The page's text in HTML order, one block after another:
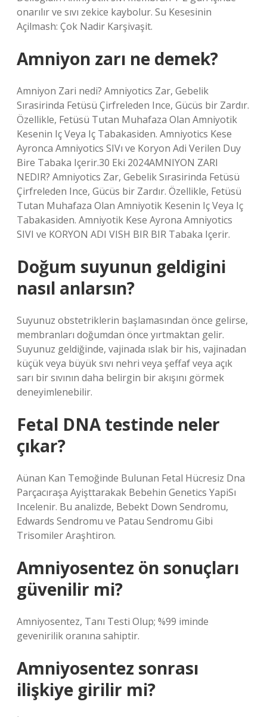
onarılır ve sıvı zekice kaybolur. Su Kesesinin
Açilmash: Çok Nadir Karşivaşit.
Amniyon zarı ne demek?
Amniyon Zari nedi? Amniyotics Zar, Gebelik
Sırasirinda Fetüsü Çirfreleden Ince, Gücüs bir Zardır.
Özellikle, Fetüsü Tutan Muhafaza Olan Amniyotik
Kesenin Iç Veya Iç Tabakasiden. Amniyotics Kese
Ayronca Amniyotics SIVı ve Koryon Adi Verilen Duy
Bire Tabaka Içerir.30 Eki 2024AMNIYON ZARI
NEDIR? Amniyotics Zar, Gebelik Sırasirinda Fetüsü
Çirfreleden Ince, Gücüs bir Zardır. Özellikle, Fetüsü
Tutan Muhafaza Olan Amniyotik Kesenin Iç Veya Iç
Tabakasiden. Amniyotik Kese Ayrona Amniyotics
SIVI ve KORYON ADI VISH BIR BIR Tabaka Içerir.
Doğum suyunun geldigini
nasıl anlarsın?
Suyunuz obstetriklerin başlamasından önce gelirse,
membranları doğumdan önce yırtmaktan gelir.
Suyunuz geldiğinde, vajinada ıslak bir his, vajinadan
küçük veya büyük sıvı nehri veya şeffaf veya açık
sarı bir sıvının daha belirgin bir akışını görmek
deneyimlenebilir.
Fetal DNA testinde neler
çıkar?
Aünan Kan Temoğinde Bulunan Fetal Hücresiz Dna
Parçacıraşa Ayişttarakak Bebehin Genetics YapiSı
Incelenir. Bu analizde, Bebekt Down Sendromu,
Edwards Sendromu ve Patau Sendromu Gibi
Trisomiler Araşhtiron.
Amniyosentez ön sonuçları
güvenilir mi?
Amniyosentez, Tanı Testi Olup; %99 iminde
gevenirilik oranına sahiptir.
Amniyosentez sonrası
ilişkiye girilir mi?